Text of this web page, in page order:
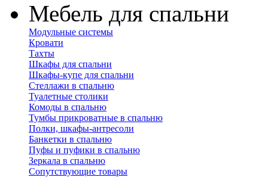
Мебель для спальни
Модульные системы
Кровати
Тахты
Шкафы для спальни
Шкафы-купе для спальни
Стеллажи в спальню
Туалетные столики
Комоды в спальню
Тумбы прикроватные в спальню
Полки, шкафы-антресоли
Банкетки в спальню
Пуфы и пуфики в спальню
Зеркала в спальню
Сопутствующие товары